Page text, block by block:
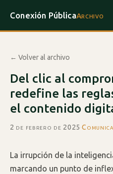
Conexión PúblicaArchivo
← Volver al archivo
Del clic al
redefine las
el contenido
2 de febrero de 2025·
La irrupción de la
marcando un punto de